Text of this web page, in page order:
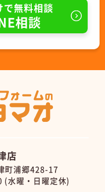
で無料相談
相談
店
町浦郷428-17
(水曜・日曜定休)